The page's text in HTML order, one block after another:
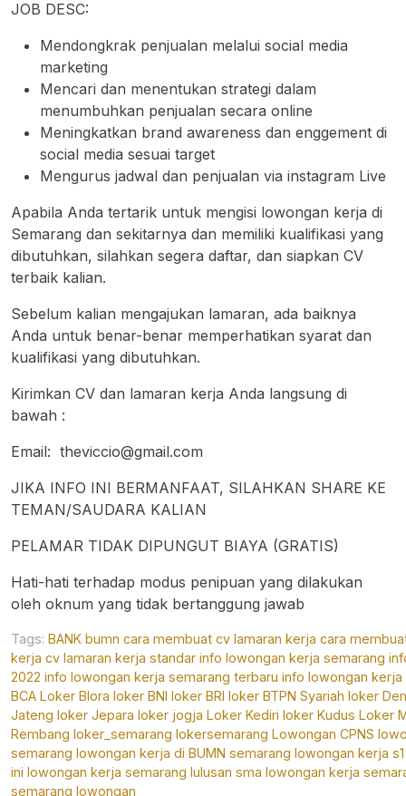
JOB DESC:
Mendongkrak penjualan melalui social media
marketing
Mencari dan menentukan strategi dalam
menumbuhkan penjualan secara online
Meningkatkan brand awareness dan enggement di
social media sesuai target
Mengurus jadwal dan penjualan via instagram Live
Apabila Anda tertarik untuk mengisi lowongan kerja di
Semarang dan sekitarnya dan memiliki kualifikasi yang
dibutuhkan, silahkan segera daftar, dan siapkan CV
terbaik kalian.
Sebelum kalian mengajukan lamaran, ada baiknya
Anda untuk benar-benar memperhatikan syarat dan
kualifikasi yang dibutuhkan.
Kirimkan CV dan lamaran kerja Anda langsung di
bawah :
Email: theviccio@gmail.com
JIKA INFO INI BERMANFAAT, SILAHKAN SHARE KE
TEMAN/SAUDARA KALIAN
PELAMAR TIDAK DIPUNGUT BIAYA (GRATIS)
Hati-hati terhadap modus penipuan yang dilakukan
oleh oknum yang tidak bertanggung jawab
Tags: BANK bumn cara membuat cv lamaran kerja cara
kerja cv lamaran kerja standar info lowongan kerja semarang
2022 info lowongan kerja semarang terbaru info lowongan
BCA Loker Blora loker BNI loker BRI loker BTPN Syariah loker
Jateng loker Jepara loker jogja Loker Kediri loker Kudus Loker
Rembang loker_semarang lokersemarang Lowongan CPNS
semarang lowongan kerja di BUMN semarang lowongan kerja s1
ini lowongan kerja semarang lulusan sma lowongan kerja
semarang lowongan